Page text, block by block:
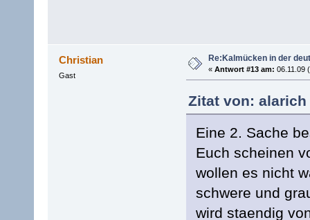
Christian
Gast
Re:Kalmücken in der
« Antwort #13 am: 06.11.09
Zitat von: alarich
Eine 2. Sache
Euch scheinen
wollen es nicht
schwere und
wird staendig